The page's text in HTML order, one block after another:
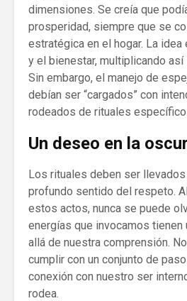
dimensiones. Se creía que
prosperidad, siempre que se
estratégica en el hogar. La idea
y el bienestar, multiplicando así
Sin embargo, el manejo de
debían ser “cargados” con
rodeados de rituales
Un deseo en la
Los rituales deben ser llevados
profundo sentido del respeto.
estos actos, nunca se puede
energías que invocamos tienen
allá de nuestra comprensión.
cumplir con un conjunto de
conexión con nuestro ser
rodea.